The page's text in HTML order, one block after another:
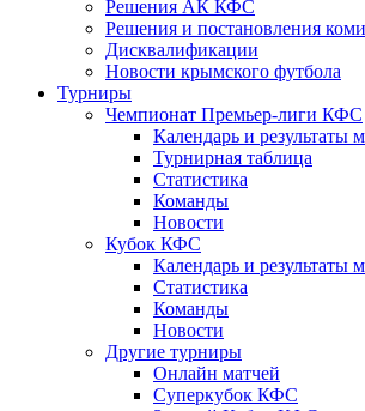
Решения АК КФС
Решения и постановления
Дисквалификации
Новости крымского футбола
Турниры
Чемпионат Премьер-лиги КФС
Календарь и результаты
Турнирная таблица
Статистика
Команды
Новости
Кубок КФС
Календарь и результаты
Статистика
Команды
Новости
Другие турниры
Онлайн матчей
Суперкубок КФС